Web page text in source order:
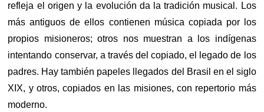
refleja el origen y la evolución da la tradición musical. Los
más antiguos de ellos contienen música copiada por los
propios misioneros; otros nos muestran a los indígenas
intentando conservar, a través del copiado, el legado de los
padres. Hay también papeles llegados del Brasil en el siglo
XIX, y otros, copiados en las misiones, con repertorio más
moderno.